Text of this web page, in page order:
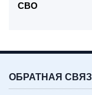
СВО
ОБРАТНАЯ